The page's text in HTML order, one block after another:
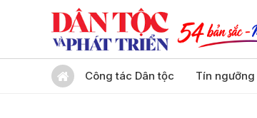
Công tác Dân tộc Tín